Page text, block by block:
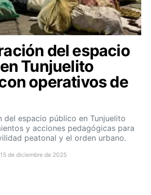
del espacio
Tunjuelito
operativos de
del espacio público en Tunjuelito
y acciones pedagógicas para
peatonal y el orden urbano.
15 de diciembre de 2025